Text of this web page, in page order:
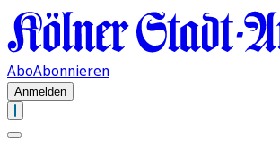
AboAbonnieren
Anmelden